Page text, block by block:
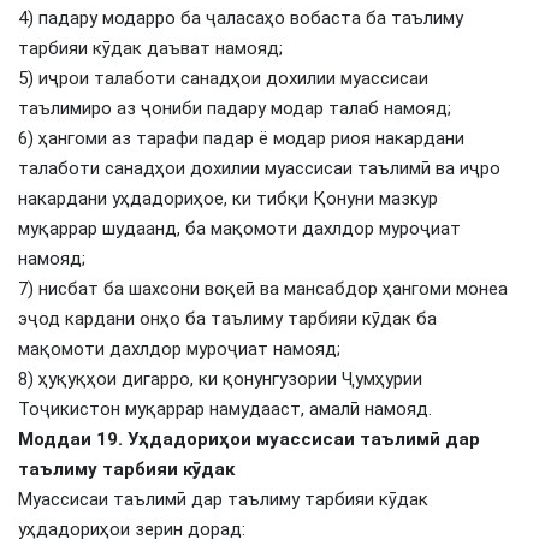
4) падару модарро ба ҷаласаҳо вобаста ба таълиму
тарбияи кӯдак даъват намояд;
5) иҷрои талаботи санадҳои дохилии муассисаи
таълимиро аз ҷониби падару модар талаб намояд;
6) ҳангоми аз тарафи падар ё модар риоя накардани
талаботи санадҳои дохилии муассисаи таълимӣ ва иҷро
накардани уҳдадориҳое, ки тибқи Қонуни мазкур
муқаррар шудаанд, ба мақомоти дахлдор муроҷиат
намояд;
7) нисбат ба шахсони воқеӣ ва мансабдор ҳангоми монеа
эҷод кардани онҳо ба таълиму тарбияи кӯдак ба
мақомоти дахлдор муроҷиат намояд;
8) ҳуқуқҳои дигарро, ки қонунгузории Ҷумҳурии
Тоҷикистон муқаррар намудааст, амалӣ намояд.
Моддаи 19. Уҳдадориҳои муассисаи таълимӣ дар
таълиму тарбияи кӯдак
Муассисаи таълимӣ дар таълиму тарбияи кӯдак
уҳдадориҳои зерин дорад: